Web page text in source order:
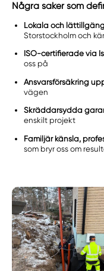
Några saker som
Lokala och
Storstockholm och
ISO-certifierade via
oss på
Ansvarsförsäkring
vägen
Skräddarsydda
enskilt projekt
Familjär känsla,
som bryr oss om